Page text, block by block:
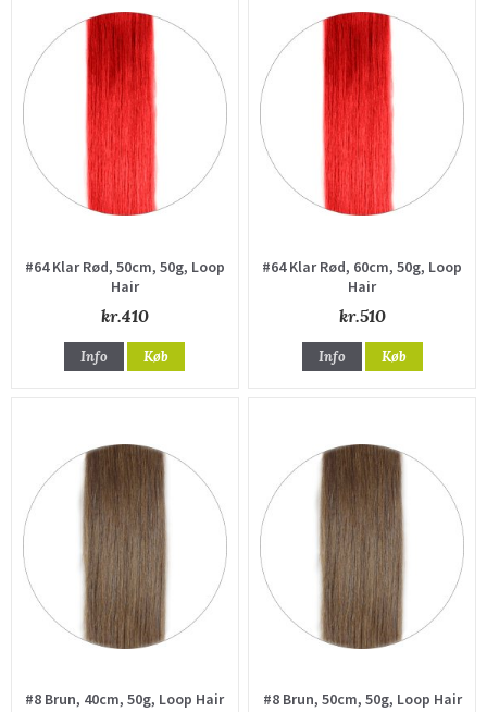
#64 Klar Rød, 50cm, 50g, Loop
Hair
kr.410
Info Køb
#64 Klar Rød, 60cm, 50g, Loop
Hair
kr.510
Info Køb
#8 Brun, 40cm, 50g, Loop Hair #8 Brun, 50cm, 50g, Loop Hair